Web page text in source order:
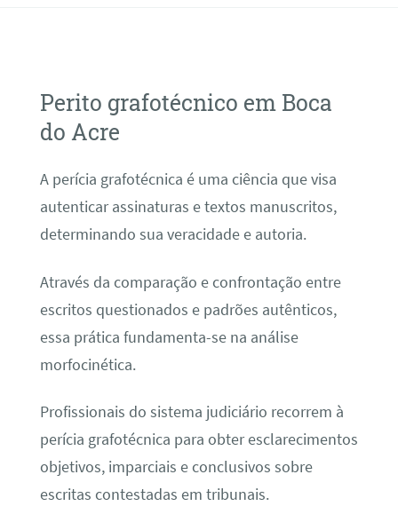
Perito grafotécnico em Boca
do Acre
A perícia grafotécnica é uma ciência que visa
autenticar assinaturas e textos manuscritos,
determinando sua veracidade e autoria.
Através da comparação e confrontação entre
escritos questionados e padrões autênticos,
essa prática fundamenta-se na análise
morfocinética.
Profissionais do sistema judiciário recorrem à
perícia grafotécnica para obter esclarecimentos
objetivos, imparciais e conclusivos sobre
escritas contestadas em tribunais.